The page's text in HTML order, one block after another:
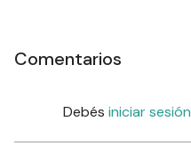
Comentarios
Debés iniciar sesión